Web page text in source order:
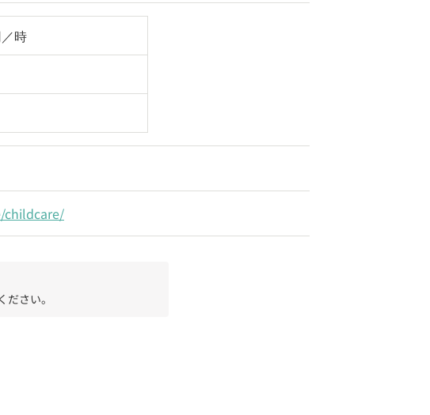
時
childcare/
さい。